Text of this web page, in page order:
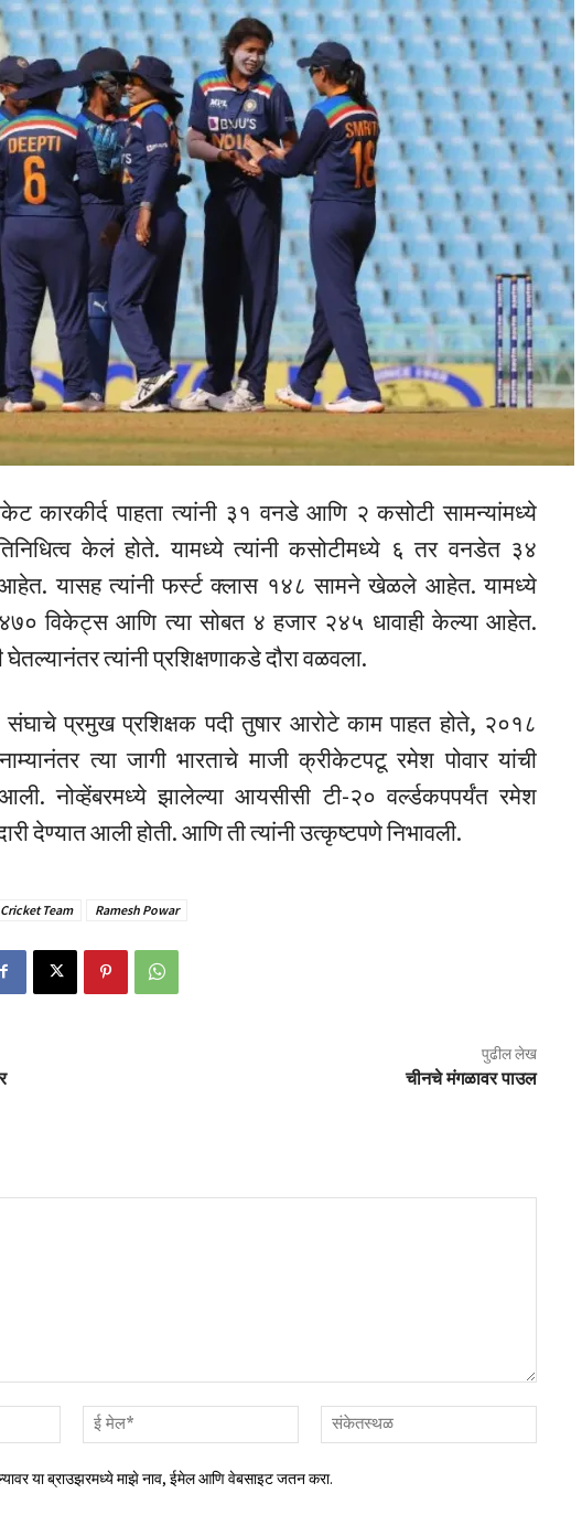
कारकीर्द पाहता त्यांनी ३१ वनडे आणि २ कसोटी सामन्यांमध्ये
केलं होते. यामध्ये त्यांनी कसोटीमध्ये ६ तर वनडेत ३४
यासह त्यांनी फर्स्ट क्लास १४८ सामने खेळले आहेत. यामध्ये
४७० विकेट्स आणि त्या सोबत ४ हजार २४५ धावाही केल्या आहेत.
त्यांनी प्रशिक्षणाकडे दौरा वळवला.
संघाचे प्रमुख प्रशिक्षक पदी तुषार आरोटे काम पाहत होते, २०१८
त्या जागी भारताचे माजी क्रीकेटपटू रमेश पोवार यांची
नोव्हेंबरमध्ये झालेल्या आयसीसी टी-२० वर्ल्डकपपर्यंत रमेश
देण्यात आली होती. आणि ती त्यांनी उत्कृष्टपणे निभावली.
Team Ramesh Powar
पुढील लेख
चीनचे मंगळावर पाउल
मेल*
या ब्राउझरमध्ये माझे नाव, ईमेल आणि वेबसाइट जतन करा.